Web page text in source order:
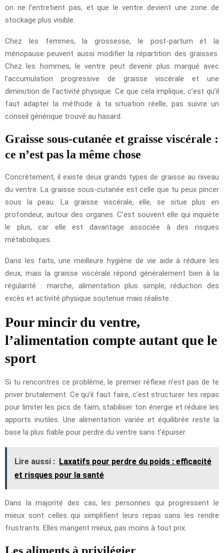
on ne l’entretient pas, et que le ventre devient une zone de
stockage plus visible.
Chez les femmes, la grossesse, le post-partum et la
ménopause peuvent aussi modifier la répartition des graisses.
Chez les hommes, le ventre peut devenir plus marqué avec
l’accumulation progressive de graisse viscérale et une
diminution de l’activité physique. Ce que cela implique, c’est qu’il
faut adapter la méthode à ta situation réelle, pas suivre un
conseil générique trouvé au hasard.
Graisse sous-cutanée et graisse viscérale :
ce n’est pas la même chose
Concrètement, il existe deux grands types de graisse au niveau
du ventre. La graisse sous-cutanée est celle que tu peux pincer
sous la peau. La graisse viscérale, elle, se situe plus en
profondeur, autour des organes. C’est souvent elle qui inquiète
le plus, car elle est davantage associée à des risques
métaboliques.
Dans les faits, une meilleure hygiène de vie aide à réduire les
deux, mais la graisse viscérale répond généralement bien à la
régularité : marche, alimentation plus simple, réduction des
excès et activité physique soutenue mais réaliste.
Pour mincir du ventre,
l’alimentation compte autant que le
sport
Si tu rencontres ce problème, le premier réflexe n’est pas de te
priver brutalement. Ce qu’il faut faire, c’est structurer tes repas
pour limiter les pics de faim, stabiliser ton énergie et réduire les
apports inutiles. Une alimentation variée et équilibrée reste la
base la plus fiable pour perdre du ventre sans t’épuiser.
Lire aussi : Laxatifs pour perdre du poids : efficacité
et risques pour la santé
Dans la majorité des cas, les personnes qui progressent le
mieux sont celles qui simplifient leurs repas sans les rendre
frustrants. Elles mangent mieux, pas moins à tout prix.
Les aliments à privilégier